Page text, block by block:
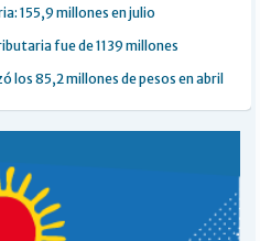
155,9 millones en julio
fue de 1139 millones
los 85,2 millones de pesos en abril